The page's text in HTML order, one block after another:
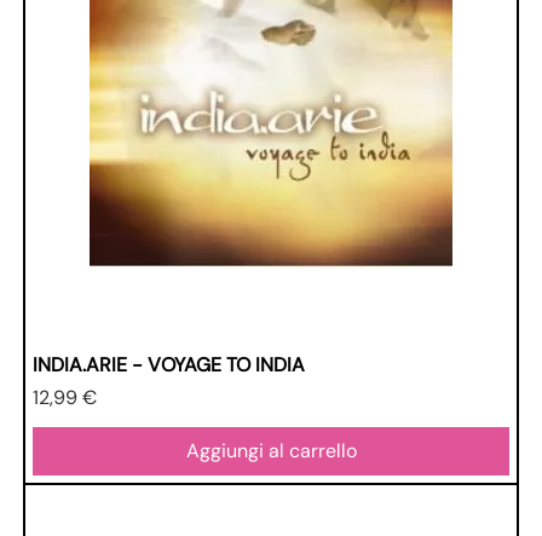
INDIA.ARIE - VOYAGE TO INDIA
Prezzo
12,99 €
Aggiungi al carrello